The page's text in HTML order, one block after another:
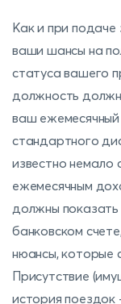
Как и при подаче
ваши шансы на
статуса вашего
должность
ваш
стандартного
известно немало
ежемесячным
должны
банковском
нюансы, которые
Присутствие
история